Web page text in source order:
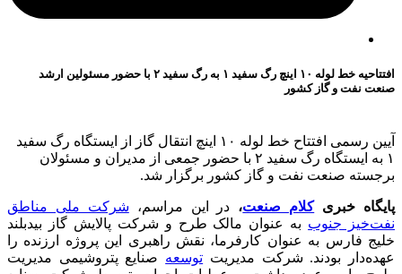
افتتاحیه خط لوله ۱۰ اینچ رگ سفید ۱ به رگ سفید ۲ با حضور مسئولین ارشد
صنعت نفت و گاز کشور
آیین رسمی افتتاح خط لوله ۱۰ اینچ انتقال گاز از ایستگاه رگ سفید
۱ به ایستگاه رگ سفید ۲ با حضور جمعی از مدیران و مسئولان
برجسته صنعت نفت و گاز کشور برگزار شد.
پایگاه خبریکلام صنعت، در این مراسم، شرکت ملی مناطق
نفت‌خیز جنوب به عنوان مالک طرح و شرکت پالایش گاز بیدبلند
خلیج فارس به عنوان کارفرما، نقش راهبری این پروژه ارزنده را
عهده‌دار بودند. شرکت مدیریت توسعه صنایع پتروشیمی مدیریت